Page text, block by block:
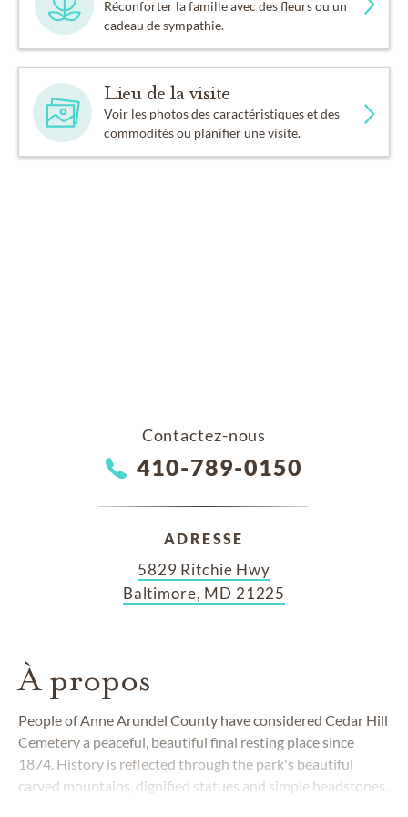
Réconforter la famille avec des fleurs ou un
cadeau de sympathie.
Lieu de la visite
Voir les photos des caractéristiques et des
commodités ou planifier une visite.
Contactez-nous
410-789-0150
ADRESSE
5829 Ritchie Hwy
Baltimore, MD 21225
À propos
People of Anne Arundel County have considered Cedar Hill
Cemeterya peaceful, beautiful final resting place since
1874. History is reflected through the park's beautiful
carved mountains, dignified statues and simple headstones.